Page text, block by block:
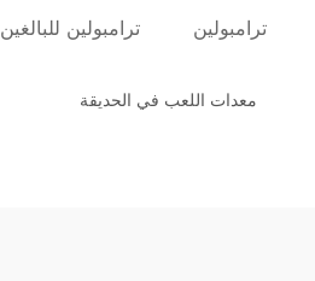
ترامبولين ترامبولين للبالغين
معدات اللعب في الحديقة